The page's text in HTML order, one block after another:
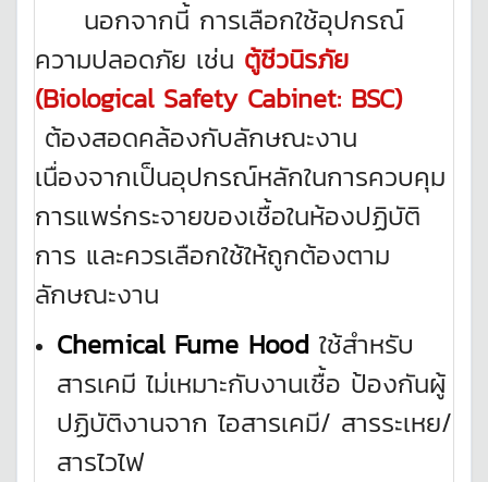
นอกจากนี้ การเลือกใช้อุปกรณ์
ความปลอดภัย เช่น ตู้ชีวนิรภัย
(Biological Safety Cabinet: BSC)
ต้องสอดคล้องกับลักษณะงาน
เนื่องจากเป็นอุปกรณ์หลักในการควบคุม
การแพร่กระจายของเชื้อในห้องปฏิบัติ
การ และควรเลือกใช้ให้ถูกต้องตาม
ลักษณะงาน
Chemical Fume Hood ใช้สำหรับ
สารเคมี ไม่เหมาะกับงานเชื้อ ป้องกันผู้
ปฏิบัติงานจาก ไอสารเคมี/ สารระเหย/
สารไวไฟ